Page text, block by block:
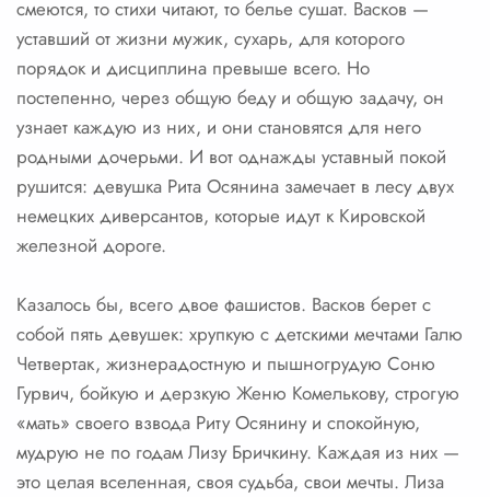
смеются, то стихи читают, то белье сушат. Васков —
уставший от жизни мужик, сухарь, для которого
порядок и дисциплина превыше всего. Но
постепенно, через общую беду и общую задачу, он
узнает каждую из них, и они становятся для него
родными дочерьми. И вот однажды уставный покой
рушится: девушка Рита Осянина замечает в лесу двух
немецких диверсантов, которые идут к Кировской
железной дороге.
Казалось бы, всего двое фашистов. Васков берет с
собой пять девушек: хрупкую с детскими мечтами Галю
Четвертак, жизнерадостную и пышногрудую Соню
Гурвич, бойкую и дерзкую Женю Комелькову, строгую
«мать» своего взвода Риту Осянину и спокойную,
мудрую не по годам Лизу Бричкину. Каждая из них —
это целая вселенная, своя судьба, свои мечты. Лиза